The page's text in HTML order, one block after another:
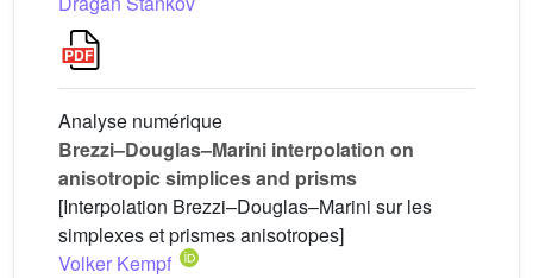
Analyse numérique
Brezzi–Douglas–Marini interpolation on
anisotropic simplices and prisms
[Interpolation Brezzi–Douglas–Marini sur les
simplexes et prismes anisotropes]
Volker Kempf